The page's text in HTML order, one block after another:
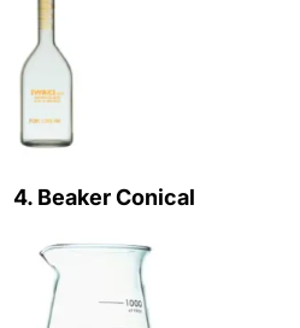
4. Beaker Conical